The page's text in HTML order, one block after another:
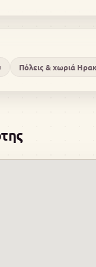
Πόλεις & χωριά